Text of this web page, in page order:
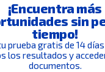
¡Encuentra más
sin
tiempo!
prueba gratis de 14
los resultados y
documentos.